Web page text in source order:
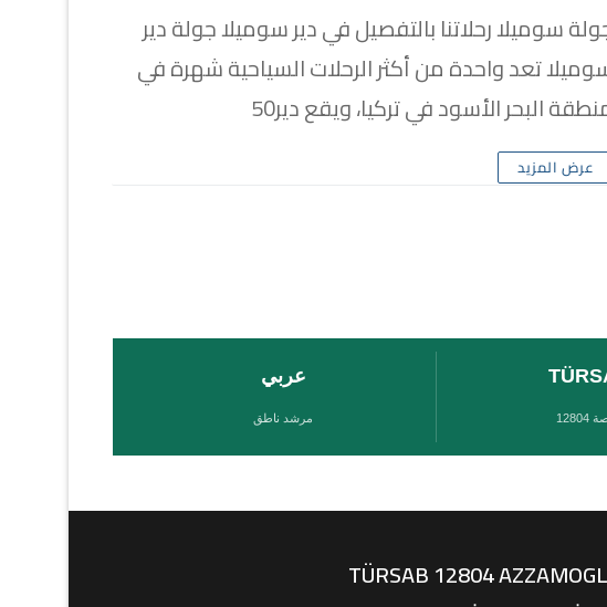
سوميلا رحلاتنا بالتفصيل في دير سوميلا جولة دير
تعد واحدة من أكثر الرحلات السياحية شهرة في
البحر الأسود في تركيا، ويقع دير50
عرض المزيد
عربي
مرشد ناطق